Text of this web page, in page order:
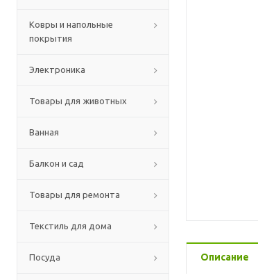
Ковры и напольные
покрытия
Электроника
Товары для животных
Ванная
Балкон и сад
Товары для ремонта
Текстиль для дома
Посуда Описание